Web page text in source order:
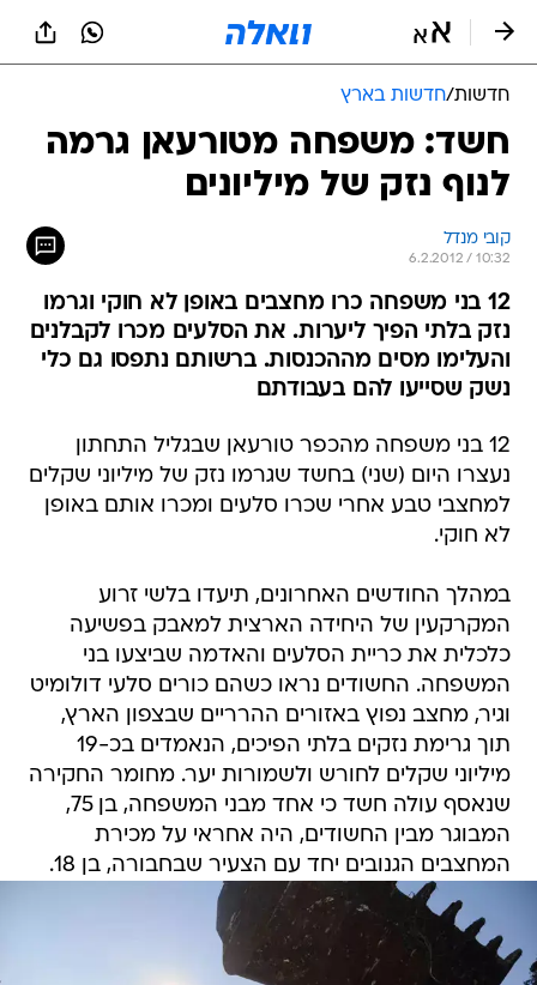
חדשות/חדשות בארץ
חשד: משפחה מטורעאן גרמה
לנוף נזק של מיליונים
קובי מנדל
6.2.2012 / 10:32
12 בני משפחה כרו מחצבים באופן לא חוקי וגרמו
נזק בלתי הפיך ליערות. את הסלעים מכרו לקבלנים
והעלימו מסים מההכנסות. ברשותם נתפסו גם כלי
נשק שסייעו להם בעבודתם
12 בני משפחה מהכפר טורעאן שבגליל התחתון
נעצרו היום (שני) בחשד שגרמו נזק של מיליוני שקלים
למחצבי טבע אחרי שכרו סלעים ומכרו אותם באופן
לא חוקי.
במהלך החודשים האחרונים, תיעדו בלשי זרוע
המקרקעין של היחידה הארצית למאבק בפשיעה
כלכלית את כריית הסלעים והאדמה שביצעו בני
המשפחה. החשודים נראו כשהם כורים סלעי דולומיט
וגיר, מחצב נפוץ באזורים ההרריים שבצפון הארץ,
תוך גרימת נזקים בלתי הפיכים, הנאמדים בכ-19
מיליוני שקלים לחורש ולשמורות יער. מחומר החקירה
שנאסף עולה חשד כי אחד מבני המשפחה, בן 75,
המבוגר מבין החשודים, היה אחראי על מכירת
המחצבים הגנובים יחד עם הצעיר שבחבורה, בן 18.